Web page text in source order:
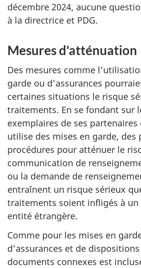
décembre 2024, aucune
à la directrice et PDG.
Mesures d'atténuation
Des mesures comme
garde ou d’assurances
certaines situations le risque
traitements. En se fondant sur
exemplaires de ses partenaires
utilise des mises en garde, des
procédures pour atténuer le
communication de
ou la demande de
entraînent un risque sérieux
traitements soient infligés à
entité étrangère.
Comme pour les mises en
d’assurances et de
documents connexes est